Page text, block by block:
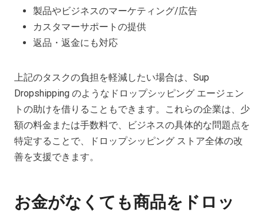
製品やビジネスのマーケティング/広告
カスタマーサポートの提供
返品・返金にも対応
上記のタスクの負担を軽減したい場合は、Sup
Dropshipping のようなドロップシッピング エージェン
トの助けを借りることもできます。これらの企業は、少
額の料金または手数料で、ビジネスの具体的な問題点を
特定することで、ドロップシッピング ストア全体の改
善を支援できます。
お金がなくても商品をドロッ